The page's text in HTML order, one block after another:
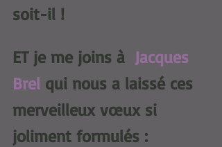
soit-il !
ET je me joins à Jacques
Brel qui nous a laissé ces
merveilleux vœux si
joliment formulés :